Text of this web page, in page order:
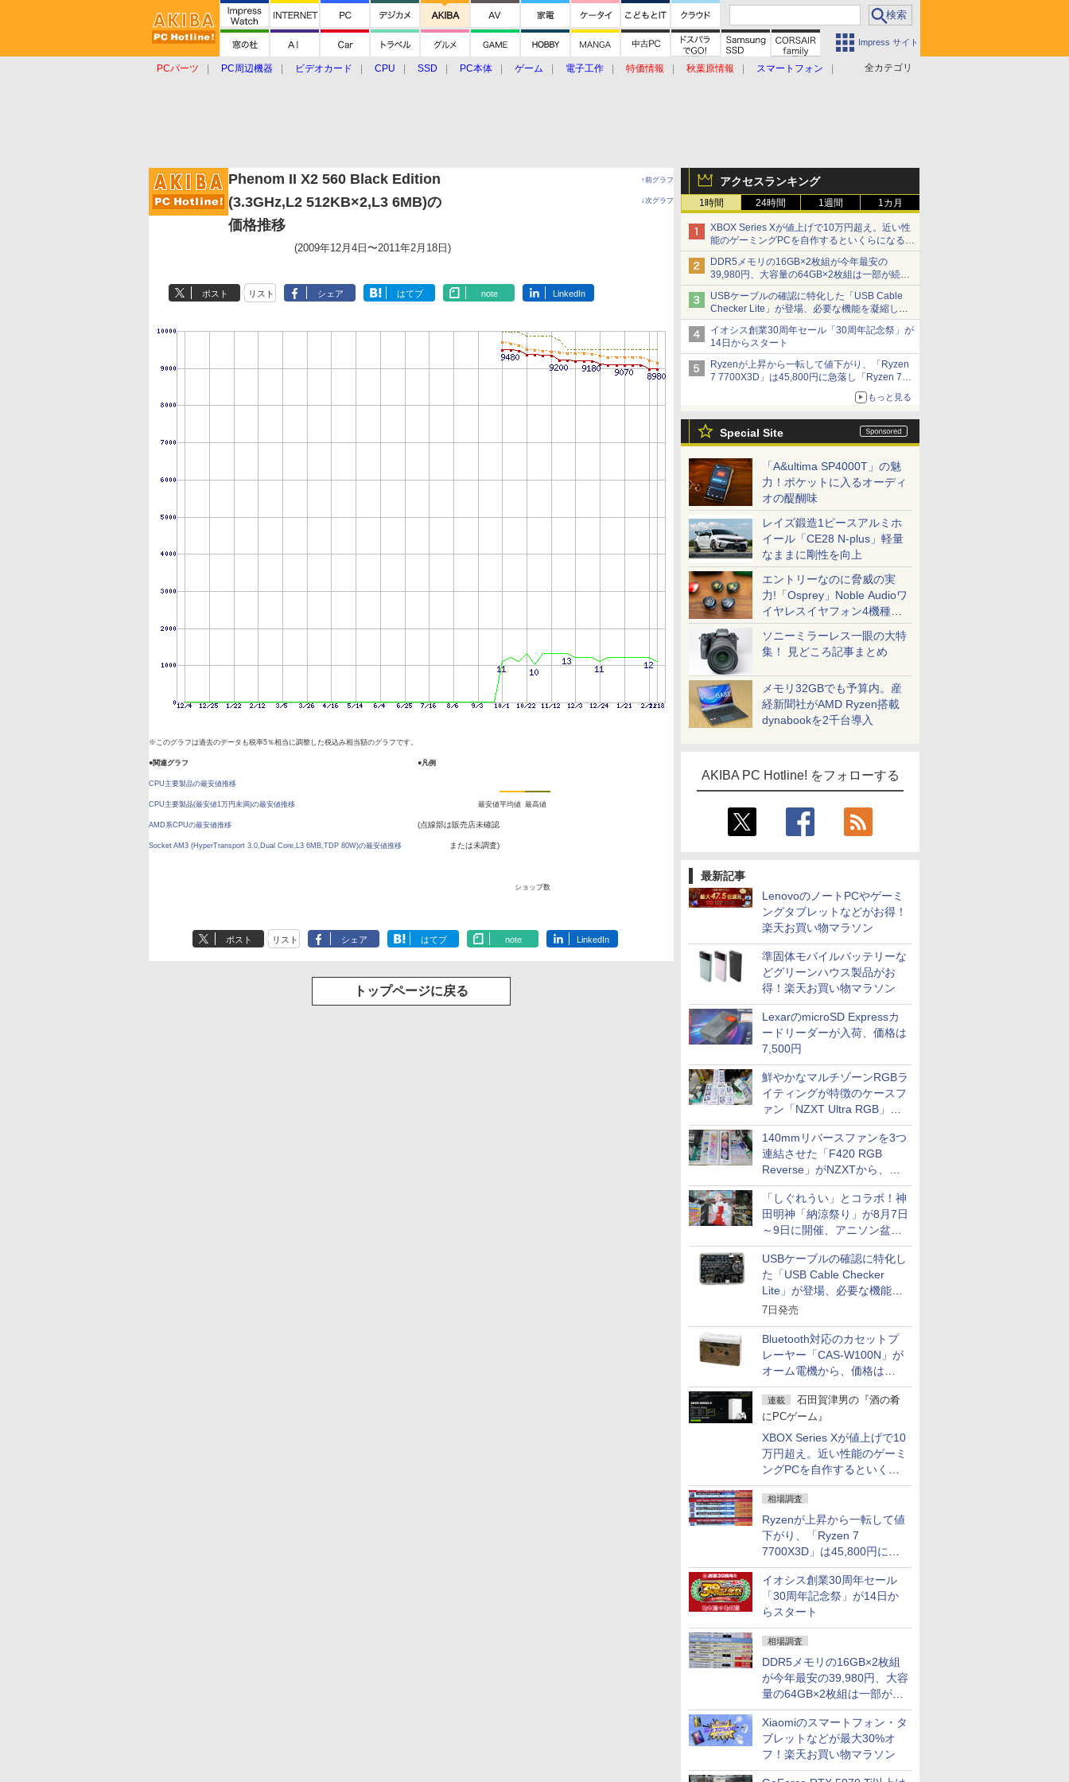
Impress サイト
全カテゴリ
PCパーツ PC周辺機器 ビデオカード CPU SSD PC本体 ゲーム 電子工作 特価情報 秋葉原情報
スマートフォン
アクセスランキング
1時間 24時間 1週間 1カ月
XBOX Series Xが値上げで10万円超え。近い性
能のゲーミングPCを自作するといくらになる？
【石田賀津男の『酒の肴にPCゲーム』】
DDR5メモリの16GB×2枚組が今年最安の
39,980円、大容量の64GB×2枚組は一部が続騰
[8月前半のメモリ価格]
USBケーブルの確認に特化した「USB Cable
Checker Lite」が登場、必要な機能を凝縮しコ
ンパクトに 7日発売
イオシス創業30周年セール「30周年記念祭」が
14日からスタート
Ryzenが上昇から一転して値下がり、「Ryzen
7 7700X3D」は45,800円に急落し「Ryzen 7
7800X3D」との価格逆転解消 [8月前半のCPU
もっと見る
Special Site
「A&ultima SP4000T」の魅
力！ポケットに入るオーディ
オの醍醐味
レイズ鍛造1ピースアルミホ
イール「CE28 N-plus」軽量
なままに剛性を向上
エントリーなのに脅威の実
力!「Osprey」Noble Audioワ
イヤレスイヤフォン4機種を
一気に聴く
ソニーミラーレス一眼の大特
集！ 見どころ記事まとめ
メモリ32GBでも予算内。産
経新聞社がAMD Ryzen搭載
dynabookを2千台導入
AKIBA PC Hotline! をフォローする
最新記事
LenovoのノートPCやゲーミ
ングタブレットなどがお得！
楽天お買い物マラソン
準固体モバイルバッテリーな
どグリーンハウス製品がお
得！楽天お買い物マラソン
LexarのmicroSD Expressカ
ードリーダーが入荷、価格は
7,500円
鮮やかなマルチゾーンRGBラ
イティングが特徴のケースフ
ァン「NZXT Ultra RGB」が
発売、計8製品
140mmリバースファンを3つ
連結させた「F420 RGB
Reverse」がNZXTから、単
一フレーム採用
「しぐれうい」とコラボ！神
田明神「納涼祭り」が8月7日
～9日に開催、アニソン盆踊
りや屋台グルメなどもあり
USBケーブルの確認に特化し
た「USB Cable Checker
Lite」が登場、必要な機能を
凝縮しコンパクトに
7日発売
Bluetooth対応のカセットプ
レーヤー「CAS-W100N」が
オーム電機から、価格は
5,940円
連載
石田賀津男の『酒の肴
にPCゲーム』
XBOX Series Xが値上げで10
万円超え。近い性能のゲーミ
ングPCを自作するといくら
になる？
相場調査
Ryzenが上昇から一転して値
下がり、「Ryzen 7
7700X3D」は45,800円に急
落し「Ryzen 7 7800X3D」
との価格逆転解消 [8月前半の
CPU価格]
イオシス創業30周年セール
「30周年記念祭」が14日か
らスタート
相場調査
DDR5メモリの16GB×2枚組
が今年最安の39,980円、大容
量の64GB×2枚組は一部が続
騰 [8月前半のメモリ価格]
Xiaomiのスマートフォン・タ
ブレットなどが最大30%オ
フ！楽天お買い物マラソン
Phenom II X2 560 Black Edition
(3.3GHz,L2 512KB×2,L3 6MB)の
価格推移
↑前グラフ
↓次グラフ
(2009年12月4日〜2011年2月18日)
ポスト リスト シェア はてブ note LinkedIn
※このグラフは過去のデータも税率5％相当に調整した税込み相当額のグラフです。
●関連グラフ
CPU主要製品の最安値推移
CPU主要製品(最安値1万円未満)の最安値推移
AMD系CPUの最安値推移
Socket AM3 (HyperTransport 3.0,Dual Core,L3 6MB,TDP 80W)の最安値推移
●凡例
最安値
(点線部は販売店未確認
または未調査)
平均値 最高値
ショップ数
ポスト リスト シェア はてブ note LinkedIn
トップページに戻る